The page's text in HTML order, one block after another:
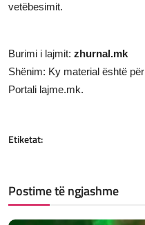
vetëbesimit.
Burimi i lajmit: zhurnal.mk
Shënim: Ky material është
Portali lajme.mk.
Etiketat:
Postime të ngjashme